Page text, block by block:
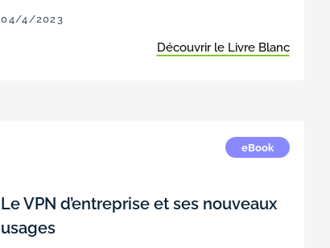
04/4/2023
Découvrir le Livre Blanc
eBook
Le VPN d’entreprise et ses nouveaux
usages